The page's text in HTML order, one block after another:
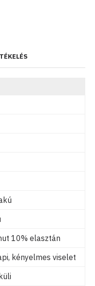
10% elasztán
kényelmes viselet